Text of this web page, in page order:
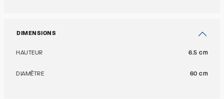
DIMENSIONS
HAUTEUR 6.5 cm
DIAMÈTRE 60 cm